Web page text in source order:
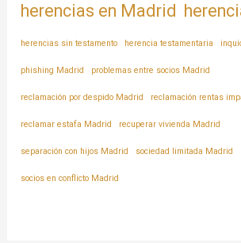
herencias en Madrid
herencias sin testamento herencia testamentaria
phishing Madrid problemas entre socios Madrid
reclamación por despido Madrid reclamación rentas
reclamar estafa Madrid recuperar vivienda Madrid
separación con hijos Madrid sociedad limitada Madrid
socios en conflicto Madrid